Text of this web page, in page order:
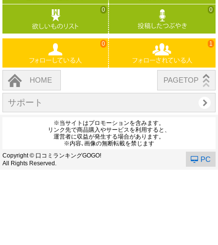
0 0
0 1
HOME PAGETOP
サポート
※当サイトはプロモーションを含みます。
リンク先で商品購入やサービスを利用すると、
運営者に収益が発生する場合があります。
※内容､画像の無断転載を禁じます
Copyright © 口コミランキングGOGO!
All Rights Reserved.
PC